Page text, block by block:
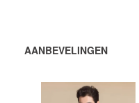
AANBEVELINGEN